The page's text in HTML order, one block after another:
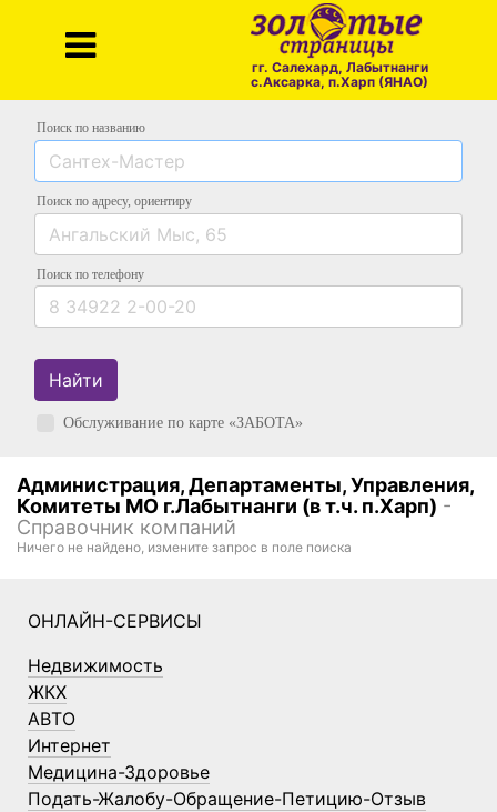
гг. Салехард, Лабытнанги
с.Аксарка, п.Харп (ЯНАО)
Поиск по названию
Поиск по адресу, ориентиру
Поиск по телефону
Найти
Обслуживание по карте «ЗАБОТА»
Администрация, Департаменты, Управления,
Комитеты МО г.Лабытнанги (в т.ч. п.Харп) -
Справочник компаний
Ничего не найдено, измените запрос в поле поиска
ОНЛАЙН-СЕРВИСЫ
Недвижимость
ЖКХ
АВТО
Интернет
Медицина-Здоровье
Подать-Жалобу-Обращение-Петицию-Отзыв